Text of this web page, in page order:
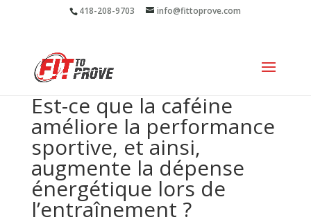
418-208-9703 info@fittoprove.com
Est-ce que la caféine
améliore la performance
sportive, et ainsi,
augmente la dépense
énergétique lors de
l’entraînement ?